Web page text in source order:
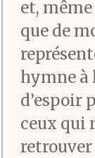
sa
et,
que de
hymne à
d’espoir
ceux qui
retrouver